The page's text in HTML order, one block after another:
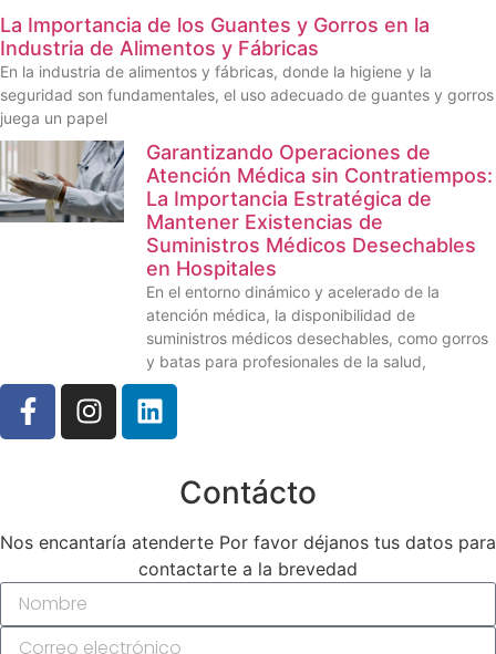
La Importancia de los Guantes y Gorros en la
Industria de Alimentos y Fábricas
En la industria de alimentos y fábricas, donde la higiene y la
seguridad son fundamentales, el uso adecuado de guantes y gorros
juega un papel
Garantizando Operaciones de
Atención Médica sin Contratiempos:
La Importancia Estratégica de
Mantener Existencias de
Suministros Médicos Desechables
en Hospitales
En el entorno dinámico y acelerado de la
atención médica, la disponibilidad de
suministros médicos desechables, como gorros
y batas para profesionales de la salud,
Contácto
Nos encantaría atenderte Por favor déjanos tus datos para
contactarte a la brevedad